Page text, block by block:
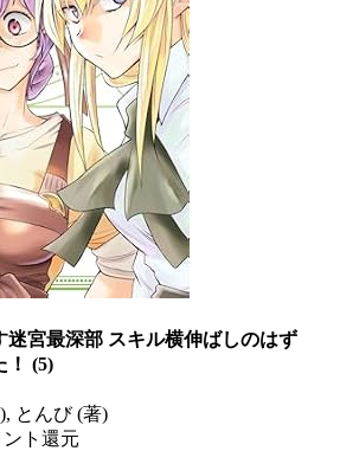
迷宮最深部 スキル横伸ばしのはず
！ (5)
とんび (著)
ト還元